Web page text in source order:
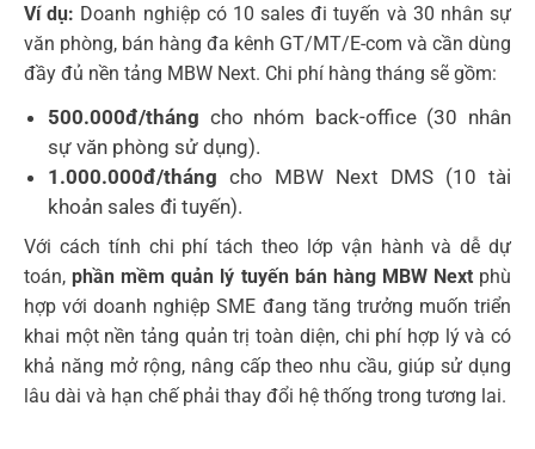
Ví dụ: Doanh nghiệp có 10 sales đi tuyến và 30 nhân sự
văn phòng, bán hàng đa kênh GT/MT/E-com và cần dùng
đầy đủ nền tảng MBW Next. Chi phí hàng tháng sẽ gồm:
500.000đ/tháng cho nhóm back-office (30 nhân
sự văn phòng sử dụng).
1.000.000đ/tháng cho MBW Next DMS (10 tài
khoản sales đi tuyến).
Với cách tính chi phí tách theo lớp vận hành và dễ dự
toán, phần mềm quản lý tuyến bán hàng MBW Nextphù
hợp với doanh nghiệp SME đang tăng trưởng muốn triển
khai một nền tảng quản trị toàn diện, chi phí hợp lý và có
khả năng mở rộng, nâng cấp theo nhu cầu, giúp sử dụng
lâu dài và hạn chế phải thay đổi hệ thống trong tương lai.